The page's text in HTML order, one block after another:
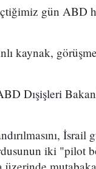
gün ABD
kaynak,
Dışişleri
İsrail
iki "pilot